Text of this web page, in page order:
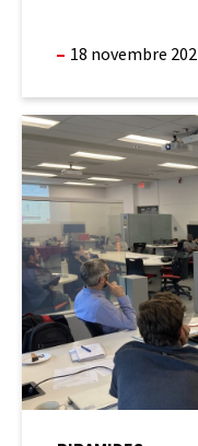
18 novembre
PIRAMIDES
amorce
son
renouvellement
pour
2025-
2029